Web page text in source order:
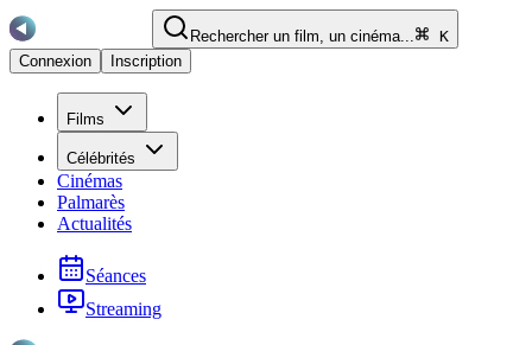
Rechercher un film, un cinéma...
K
Connexion
Inscription
Films
Célébrités
Cinémas
Palmarès
Actualités
Séances
Streaming